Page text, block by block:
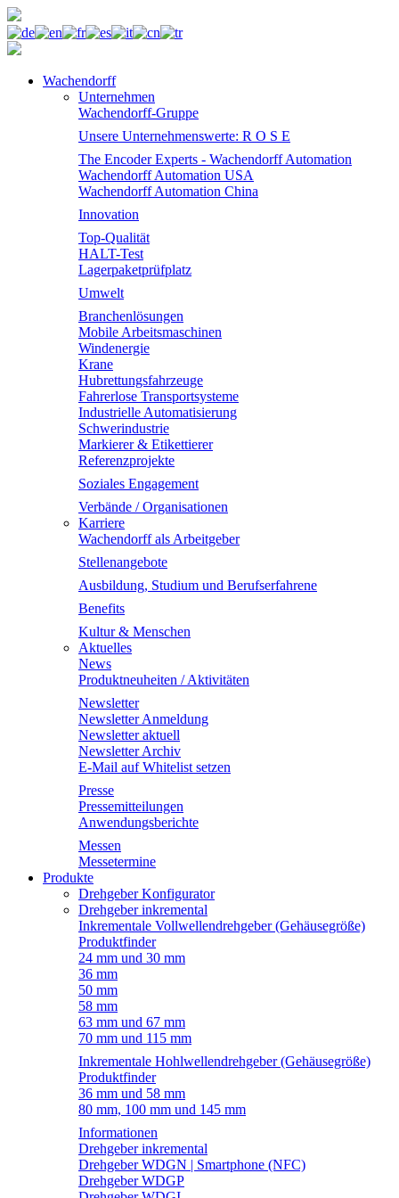
Wachendorff
Unternehmen
Wachendorff-Gruppe
Unsere Unternehmenswerte: R O S E
The Encoder Experts - Wachendorff Automation
Wachendorff Automation USA
Wachendorff Automation China
Innovation
Top-Qualität
HALT-Test
Lagerpaketprüfplatz
Umwelt
Branchenlösungen
Mobile Arbeitsmaschinen
Windenergie
Krane
Hubrettungsfahrzeuge
Fahrerlose Transportsysteme
Industrielle Automatisierung
Schwerindustrie
Markierer & Etikettierer
Referenzprojekte
Soziales Engagement
Verbände / Organisationen
Karriere
Wachendorff als Arbeitgeber
Stellenangebote
Ausbildung, Studium und Berufserfahrene
Benefits
Kultur & Menschen
Aktuelles
News
Produktneuheiten / Aktivitäten
Newsletter
Newsletter Anmeldung
Newsletter aktuell
Newsletter Archiv
E-Mail auf Whitelist setzen
Presse
Pressemitteilungen
Anwendungsberichte
Messen
Messetermine
Produkte
Drehgeber Konfigurator
Drehgeber inkremental
Inkrementale Vollwellendrehgeber (Gehäusegröße)
Produktfinder
24 mm und 30 mm
36 mm
50 mm
58 mm
63 mm und 67 mm
70 mm und 115 mm
Inkrementale Hohlwellendrehgeber (Gehäusegröße)
Produktfinder
36 mm und 58 mm
80 mm, 100 mm und 145 mm
Informationen
Drehgeber inkremental
Drehgeber WDGN | Smartphone (NFC)
Drehgeber WDGP